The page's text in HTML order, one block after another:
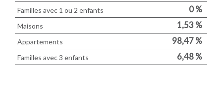
Familles avec 1 ou 2 enfants 0 %
Maisons 1,53 %
Appartements 98,47 %
Familles avec 3 enfants 6,48 %